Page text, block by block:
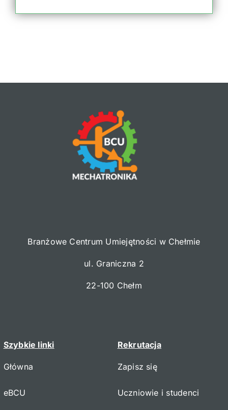
Branżowe Centrum Umiejętności w Chełmie
ul. Graniczna 2
22-100 Chełm
Szybkie linki
Główna
eBCU
Rekrutacja
Zapisz się
Uczniowie i studenci